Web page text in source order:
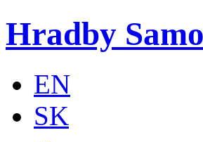
Skip to main content
Hradby
EN
SK